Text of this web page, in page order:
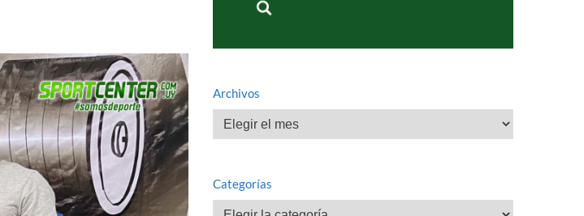
Archivos
Archivos
Categorías
Categorías